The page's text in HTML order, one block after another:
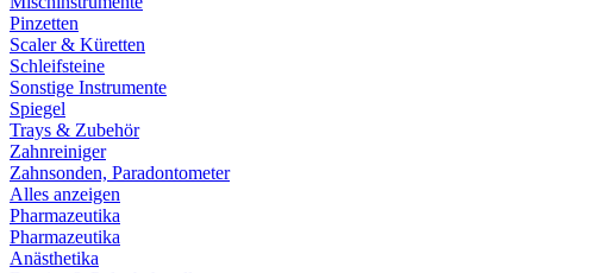
Pinzetten
Scaler & Küretten
Schleifsteine
Sonstige Instrumente
Spiegel
Trays & Zubehör
Zahnreiniger
Zahnsonden, Paradontometer
Alles anzeigen
Pharmazeutika
Pharmazeutika
Anästhetika